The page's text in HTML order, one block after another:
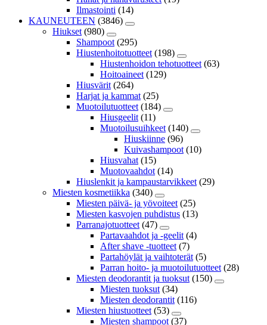
Ilmastointi (14)
KAUNEUTEEN (3846)
Hiukset (980)
Shampoot (295)
Hiustenhoitotuotteet (198)
Hiustenhoidon tehotuotteet (63)
Hoitoaineet (129)
Hiusvärit (264)
Harjat ja kammat (25)
Muotoilutuotteet (184)
Hiusgeelit (11)
Muotoilusuihkeet (140)
Hiuskiinne (96)
Kuivashampoot (10)
Hiusvahat (15)
Muotovaahdot (14)
Hiuslenkit ja kampaustarvikkeet (29)
Miesten kosmetiikka (340)
Miesten päivä- ja yövoiteet (25)
Miesten kasvojen puhdistus (13)
Parranajotuotteet (47)
Partavaahdot ja -geelit (4)
After shave -tuotteet (7)
Partahöylät ja vaihtoterät (5)
Parran hoito- ja muotoilutuotteet (28)
Miesten deodorantit ja tuoksut (150)
Miesten tuoksut (34)
Miesten deodorantit (116)
Miesten hiustuotteet (53)
Miesten shampoot (37)